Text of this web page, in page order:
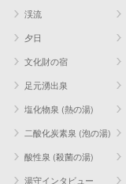
渓流
夕日
文化財の宿
足元湧出泉
塩化物泉 (熱の湯)
二酸化炭素泉 (泡の湯)
酸性泉 (殺菌の湯)
湯守インタビュー